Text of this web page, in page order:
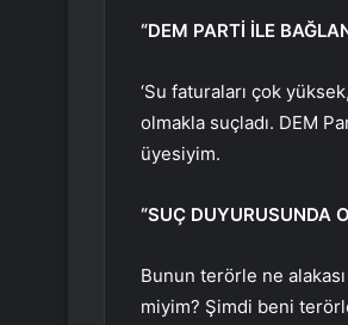
“DEM PARTİ İLE
‘Su faturaları çok
olmakla suçladı. DEM
üyesiyim.
“SUÇ DUYURUSUNDA
Bunun terörle ne
miyim? Şimdi beni